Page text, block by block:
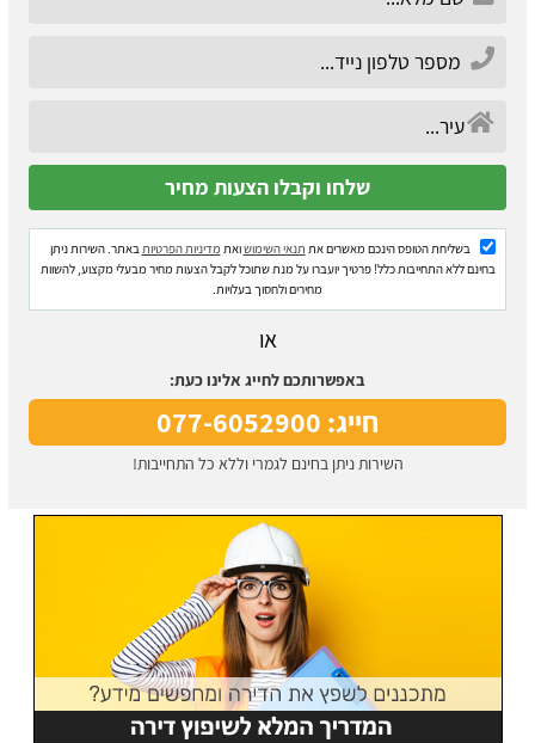
בשליחת הטופס הינכם מאשרים את תנאי השימושואת מדיניות הפרטיותבאתר. השירות ניתן
בחינם ללא התחייבות כלל! פרטיך יועברו על מנת שתוכל לקבל הצעות מחיר מבעלי מקצוע, להשוות
מחירים ולחסוך בעלויות.
או
באפשרותכם לחייג אלינו כעת:
חייג: 077-6052900
השירות ניתן בחינם לגמרי וללא כל התחייבות!